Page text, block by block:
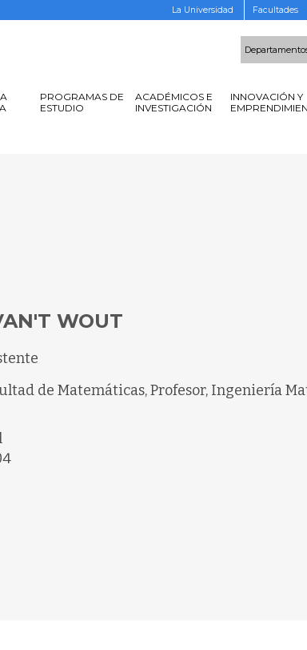
La Universidad Facultades
PROGRAMAS DE
ESTUDIO
ACADÉMICOS E
INVESTIGACIÓN
INNOVACIÓN Y
WOUT
de Matemáticas, Profesor, Ingeniería